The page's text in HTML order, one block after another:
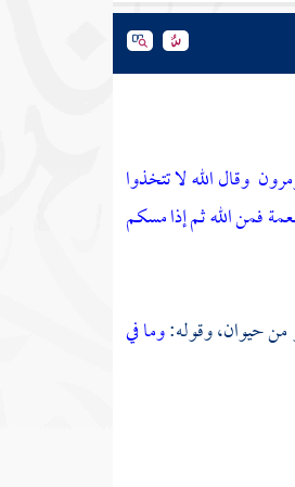
وقال الله لا تتخذوا
فمن الله ثم إذا مسكم
من حيوان، وقوله:وما في